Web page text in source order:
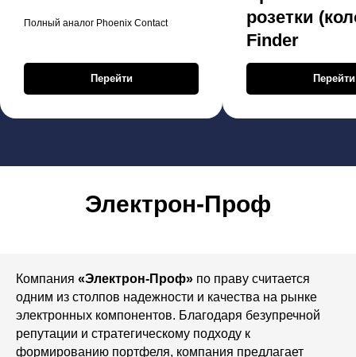
Полный аналог Phoenix Contact
Перейти
розетки
Finder
Перейти
Электрон-Проф
Компания «Электрон-Проф» по праву считается
одним из столпов надежности и качества на рынке
электронных компонентов. Благодаря безупречной
репутации и стратегическому подходу к
формированию портфеля, компания предлагает